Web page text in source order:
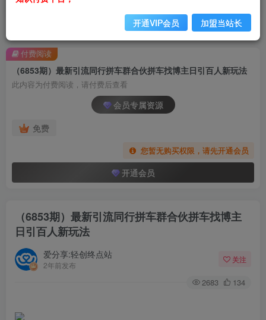
（6853期）最新引流同行拼车群合伙拼车找博主日引百人新玩法
此内容为付费阅读，请付费后查看
会员专属资源
免费
您暂无购买权限，请先开通会员
开通会员
付费阅读
（6853期）最新引流同行拼车群合伙拼车找博主
日引百人新玩法
爱分享:轻创终点站
2年前发布
关注
2683 134
开通VIP会员 加盟当站长